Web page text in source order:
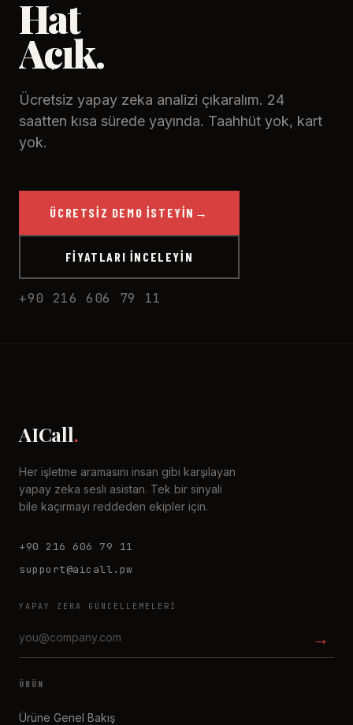
Hat
Açık.
Ücretsiz yapay zeka analizi çıkaralım. 24
saatten kısa sürede yayında. Taahhüt yok, kart
yok.
ÜCRETSIZ DEMO İSTEYIN →
FIYATLARI İNCELEYIN
+90 216 606 79 11
AICall.
Her işletme aramasını insan gibi karşılayan
yapay zeka sesli asistan. Tek bir sinyali
bile kaçırmayı reddeden ekipler için.
+90 216 606 79 11
support@aicall.pw
YAPAY ZEKA GÜNCELLEMELERI
→
ÜRÜN
Ürüne Genel Bakış